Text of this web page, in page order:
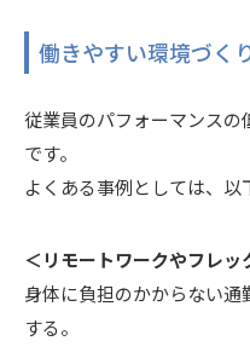
働きやすい環境づく
従業員のパフォーマンス
です。
よくある事例としては、以
＜リモートワークやフレッ
身体に負担のかからない
する。